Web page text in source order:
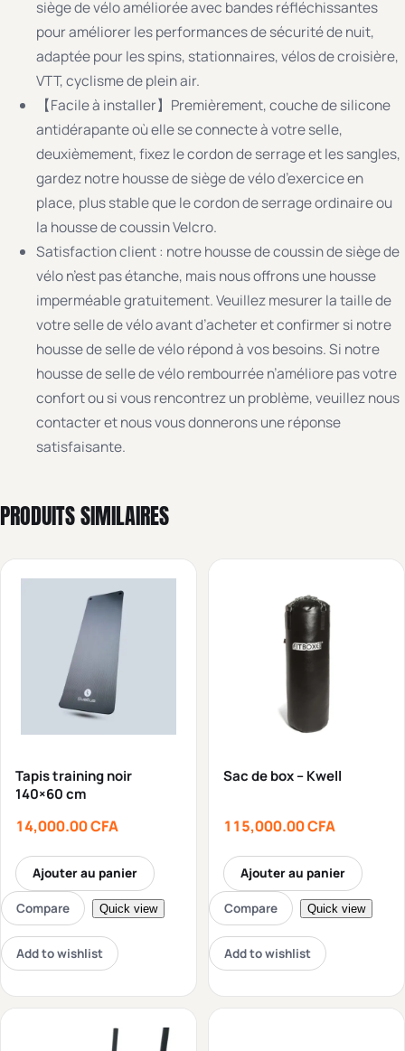
siège de vélo améliorée avec bandes réfléchissantes
pour améliorer les performances de sécurité de nuit,
adaptée pour les spins, stationnaires, vélos de croisière,
VTT, cyclisme de plein air.
【Facile à installer】Premièrement, couche de silicone
antidérapante où elle se connecte à votre selle,
deuxièmement, fixez le cordon de serrage et les sangles,
gardez notre housse de siège de vélo d’exercice en
place, plus stable que le cordon de serrage ordinaire ou
la housse de coussin Velcro.
Satisfaction client : notre housse de coussin de siège de
vélo n’est pas étanche, mais nous offrons une housse
imperméable gratuitement. Veuillez mesurer la taille de
votre selle de vélo avant d’acheter et confirmer si notre
housse de selle de vélo répond à vos besoins. Si notre
housse de selle de vélo rembourrée n’améliore pas votre
confort ou si vous rencontrez un problème, veuillez nous
contacter et nous vous donnerons une réponse
satisfaisante.
PRODUITS SIMILAIRES
Tapis training noir
140×60 cm
14,000.00CFA
Ajouter au panier
Compare Quick view
Add to wishlist
Sac de box – Kwell
115,000.00CFA
Ajouter au panier
Compare Quick view
Add to wishlist